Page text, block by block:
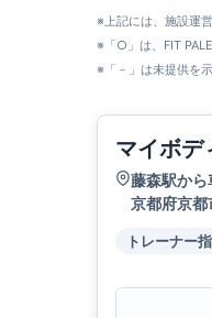
※上記には、施設運
※「○」は、FIT
※「－」は未提供を
マイボデ
藤森駅か
京都府京
トレーナー